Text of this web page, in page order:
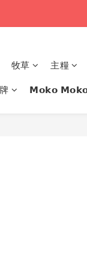
牧草
主糧
𝗠𝗼𝗸𝗼 𝗠𝗼𝗸𝗼